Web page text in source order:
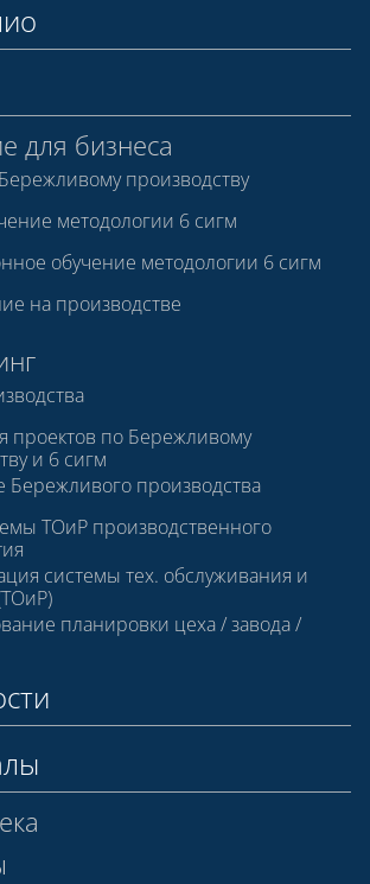
для бизнеса
производству
методологии 6 сигм
обучение методологии 6 сигм
на производстве
проектов по Бережливому
и 6 сигм
Бережливого производства
ТОиР производственного
системы тех. обслуживания и
планировки цеха / завода /